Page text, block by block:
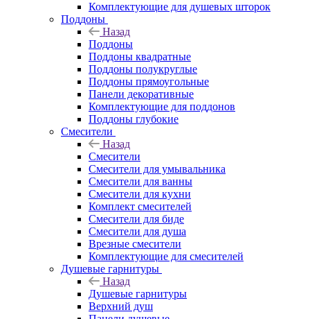
Комплектующие для душевых шторок
Поддоны
Назад
Поддоны
Поддоны квадратные
Поддоны полукруглые
Поддоны прямоугольные
Панели декоративные
Комплектующие для поддонов
Поддоны глубокие
Смесители
Назад
Смесители
Смесители для умывальника
Смесители для ванны
Смесители для кухни
Комплект смесителей
Смесители для биде
Смесители для душа
Врезные смесители
Комплектующие для смесителей
Душевые гарнитуры
Назад
Душевые гарнитуры
Верхний душ